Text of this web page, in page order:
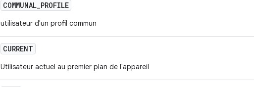
COMMUNAL_PROFILE
utilisateur d'un profil commun
CURRENT
Utilisateur actuel au premier plan de l'appareil